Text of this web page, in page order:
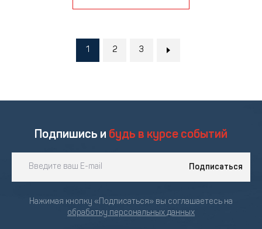
1 2 3
Подпишись и будь в курсе событий
Подписаться
Нажимая кнопку «Подписаться» вы соглашаетесь на
обработку персональных данных